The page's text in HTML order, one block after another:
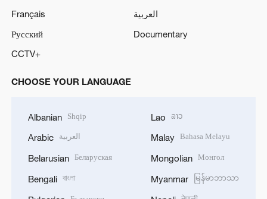
Français
العربية
Русский
Documentary
CCTV+
CHOOSE YOUR LANGUAGE
Albanian Shqip
Arabic العربية
Belarusian Беларуская
Bengali বাংলা
Lao ລາວ
Malay Bahasa Melayu
Mongolian Монгол
Myanmar မြန်မာဘာသာ